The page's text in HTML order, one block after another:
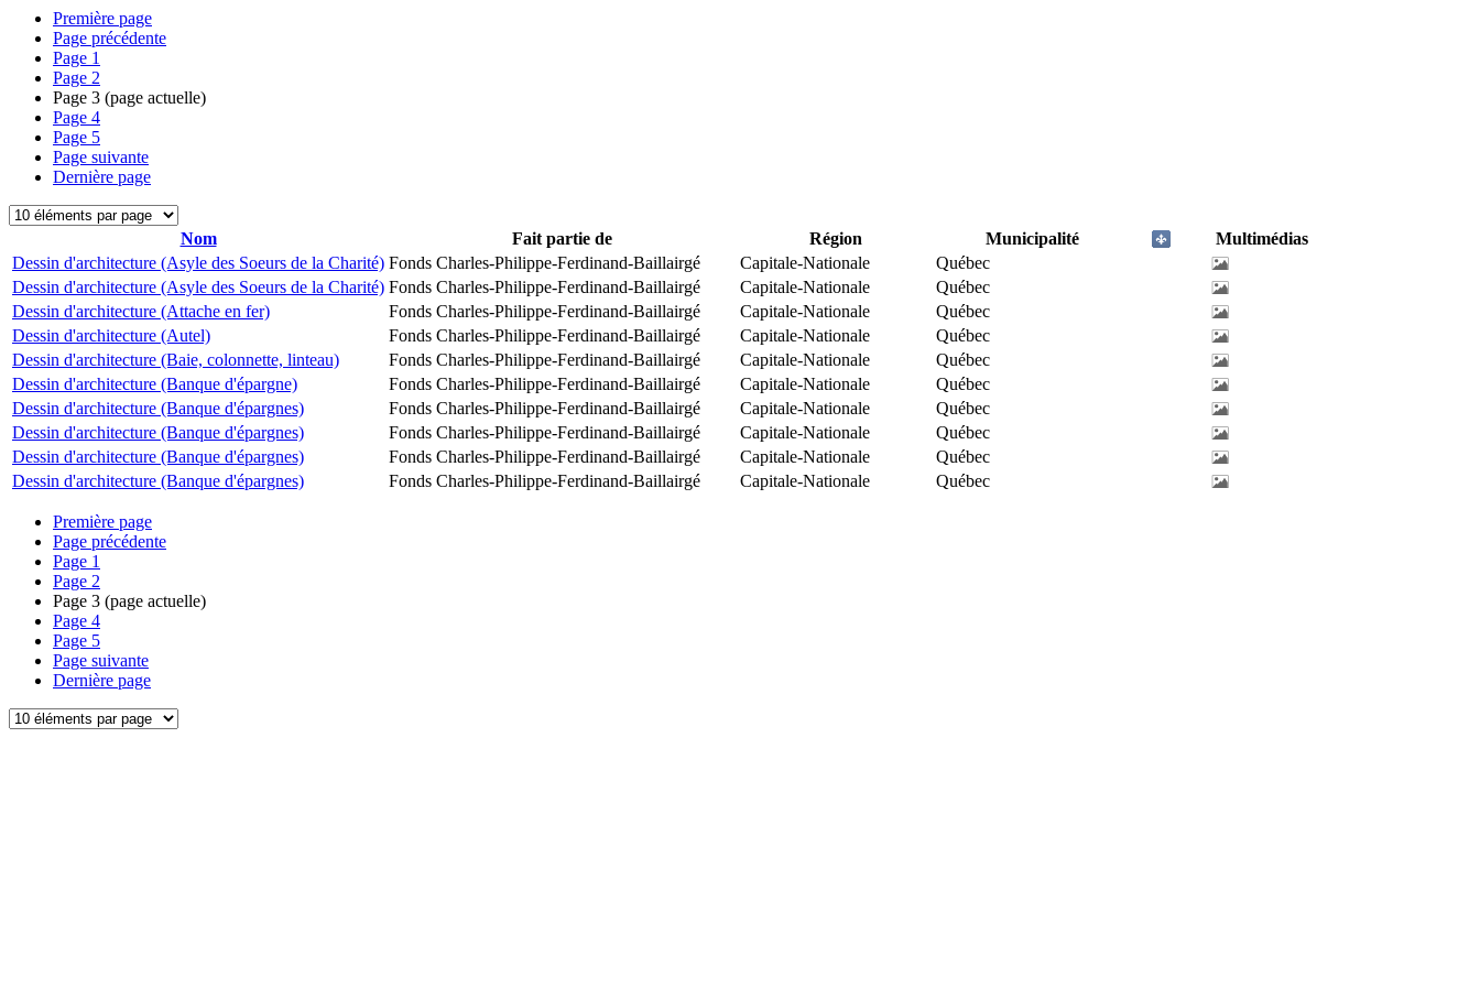
Première page
Page précédente
Page 1
Page 2
Page 3 (page actuelle)
Page 4
Page 5
Page suivante
Dernière page
Nom Fait partie de Région Municipalité
Multimédias
Dessin d'architecture (Asyle des Soeurs de la Charité) Fonds Charles-Philippe-Ferdinand-Baillairgé Capitale-Nationale
Québec
Dessin d'architecture (Asyle des Soeurs de la Charité) Fonds Charles-Philippe-Ferdinand-Baillairgé Capitale-Nationale
Québec
Dessin d'architecture (Attache en fer)
Fonds Charles-Philippe-Ferdinand-Baillairgé Capitale-Nationale
Québec
Dessin d'architecture (Autel)
Fonds Charles-Philippe-Ferdinand-Baillairgé Capitale-Nationale
Québec
Dessin d'architecture (Baie, colonnette, linteau)
Fonds Charles-Philippe-Ferdinand-Baillairgé Capitale-Nationale
Québec
Dessin d'architecture (Banque d'épargne)
Fonds Charles-Philippe-Ferdinand-Baillairgé Capitale-Nationale
Québec
Dessin d'architecture (Banque d'épargnes)
Fonds Charles-Philippe-Ferdinand-Baillairgé Capitale-Nationale
Québec
Dessin d'architecture (Banque d'épargnes)
Fonds Charles-Philippe-Ferdinand-Baillairgé Capitale-Nationale
Québec
Dessin d'architecture (Banque d'épargnes)
Fonds Charles-Philippe-Ferdinand-Baillairgé Capitale-Nationale
Québec
Dessin d'architecture (Banque d'épargnes)
Fonds Charles-Philippe-Ferdinand-Baillairgé Capitale-Nationale Québec
Première page
Page précédente
Page 1
Page 2
Page 3 (page actuelle)
Page 4
Page 5
Page suivante
Dernière page